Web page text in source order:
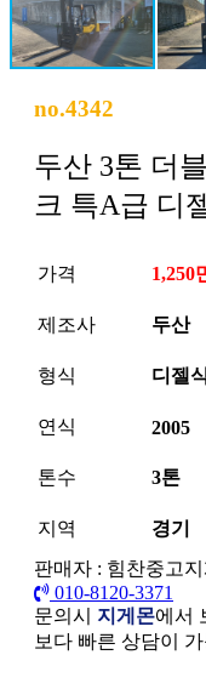
no.4342
두산 3톤 더
크 특A급 디
가격 1,250
제조사 두산
형식 디젤식
연식 2005
톤수 3톤
지역
경기
판매자 : 힘찬중고
010-8120-3371
문의시 지게몬에서
보다 빠른 상담이